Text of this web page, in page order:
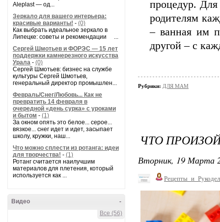
Aleplast — од...
Зеркало для вашего интерьера:
красивые варианты! - (0)
Как выбрать идеальное зеркало в
Липецке: советы и рекомендации ...
Сергей Шмотьев и ФОРЭС — 15 лет
поддержки камнерезного искусства
Урала - (0)
Сергей Шмотьев: бизнес на службе
культуры Сергей Шмотьев,
генеральный директор промышлен...
Февраль/Снег/Любовь... Как не
превратить 14 февраля в
очередной «день сурка» с уроками
и бытом - (1)
За окном опять это белое... серое...
вязкое... снег идет и идет, засыпает
школу, кружки, наш...
Что можно сплести из ротанга: идеи
для творчества! - (1)
Ротанг считается наилучшим
материалов для плетения, который
используется как ...
-
Видео
Все (56)
процедур. Для
родителям
– ванная им
другой – с
Рубрики: ДЛЯ МАМ
ЧТО
Вторник, 19 Марта